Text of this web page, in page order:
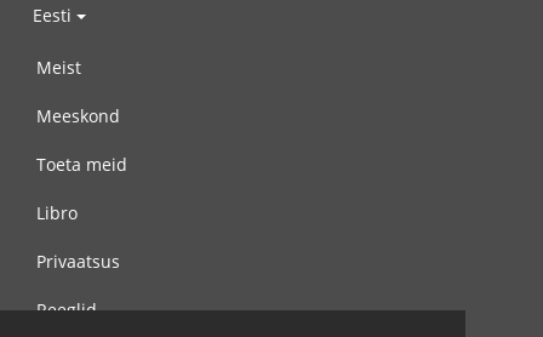
Eesti
Meist
Meeskond
Toeta meid
Libro
Privaatsus
Reeglid